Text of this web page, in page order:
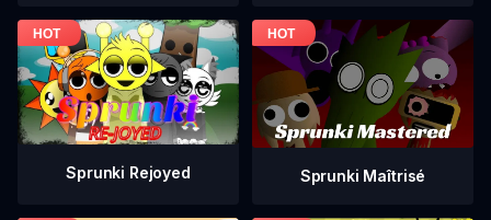
Sprunki Rejoyed Sprunki Maîtrisé